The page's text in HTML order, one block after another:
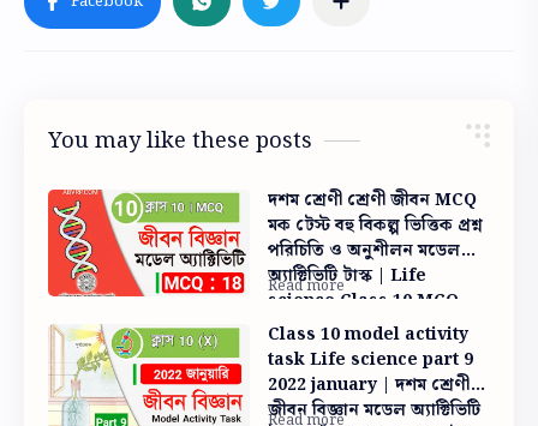
You may like these posts
দশম শ্রেণী শ্রেণী জীবন MCQ
মক টেস্ট বহু বিকল্প ভিত্তিক প্রশ্ন
পরিচিতি ও অনুশীলন মডেল
অ্যাক্টিভিটি টাস্ক | Life
science Class 10 MCQ
model activity task |
National Achievement
survey 2021
Class 10 model activity
task Life science part 9
2022 january | দশম শ্রেণী
জীবন বিজ্ঞান মডেল অ্যাক্টিভিটি